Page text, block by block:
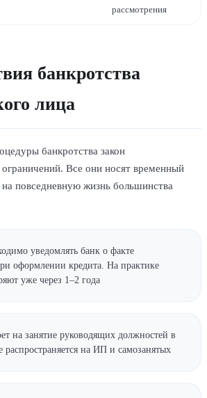
рассмотрения
банкротства
лица
банкротства закон
Все они носят временный
повседневную жизнь большинства
уведомлять банк о факте
оформлении кредита. На практике
уже через 1–2 года
на занятие руководящих должностей в
на ИП и самозанятых